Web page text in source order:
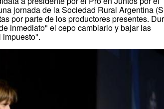
jornada de la Sociedad Rural Argentina
por parte de los productores presentes.
inmediato" el cepo cambiario y bajar las